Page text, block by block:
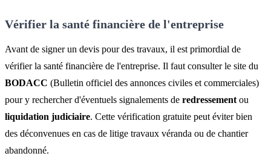
Vérifier la santé financière de l'entreprise
Avant de signer un devis pour des travaux, il est primordial de
vérifier la santé financière de l'entreprise. Il faut consulter le site du
BODACC (Bulletin officiel des annonces civiles et commerciales)
pour y rechercher d'éventuels signalements de redressement ou
liquidation judiciaire. Cette vérification gratuite peut éviter bien
des déconvenues en cas de litige travaux véranda ou de chantier
abandonné.